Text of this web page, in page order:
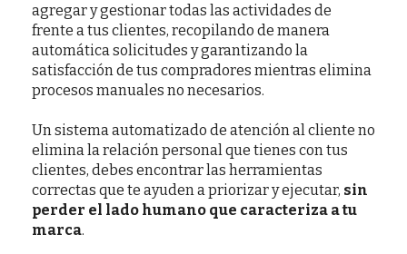
agregar y gestionar todas las actividades de
frente a tus clientes, recopilando de manera
automática solicitudes y garantizando la
satisfacción de tus compradores mientras elimina
procesos manuales no necesarios.
Un sistema automatizado de atención al cliente no
elimina la relación personal que tienes con tus
clientes, debes encontrar las herramientas
correctas que te ayuden a priorizar y ejecutar, sin
perder el lado humano que caracteriza a tu
marca.